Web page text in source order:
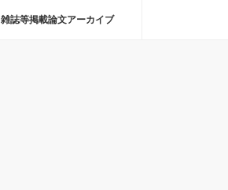
雑誌等掲載論文アーカイブ